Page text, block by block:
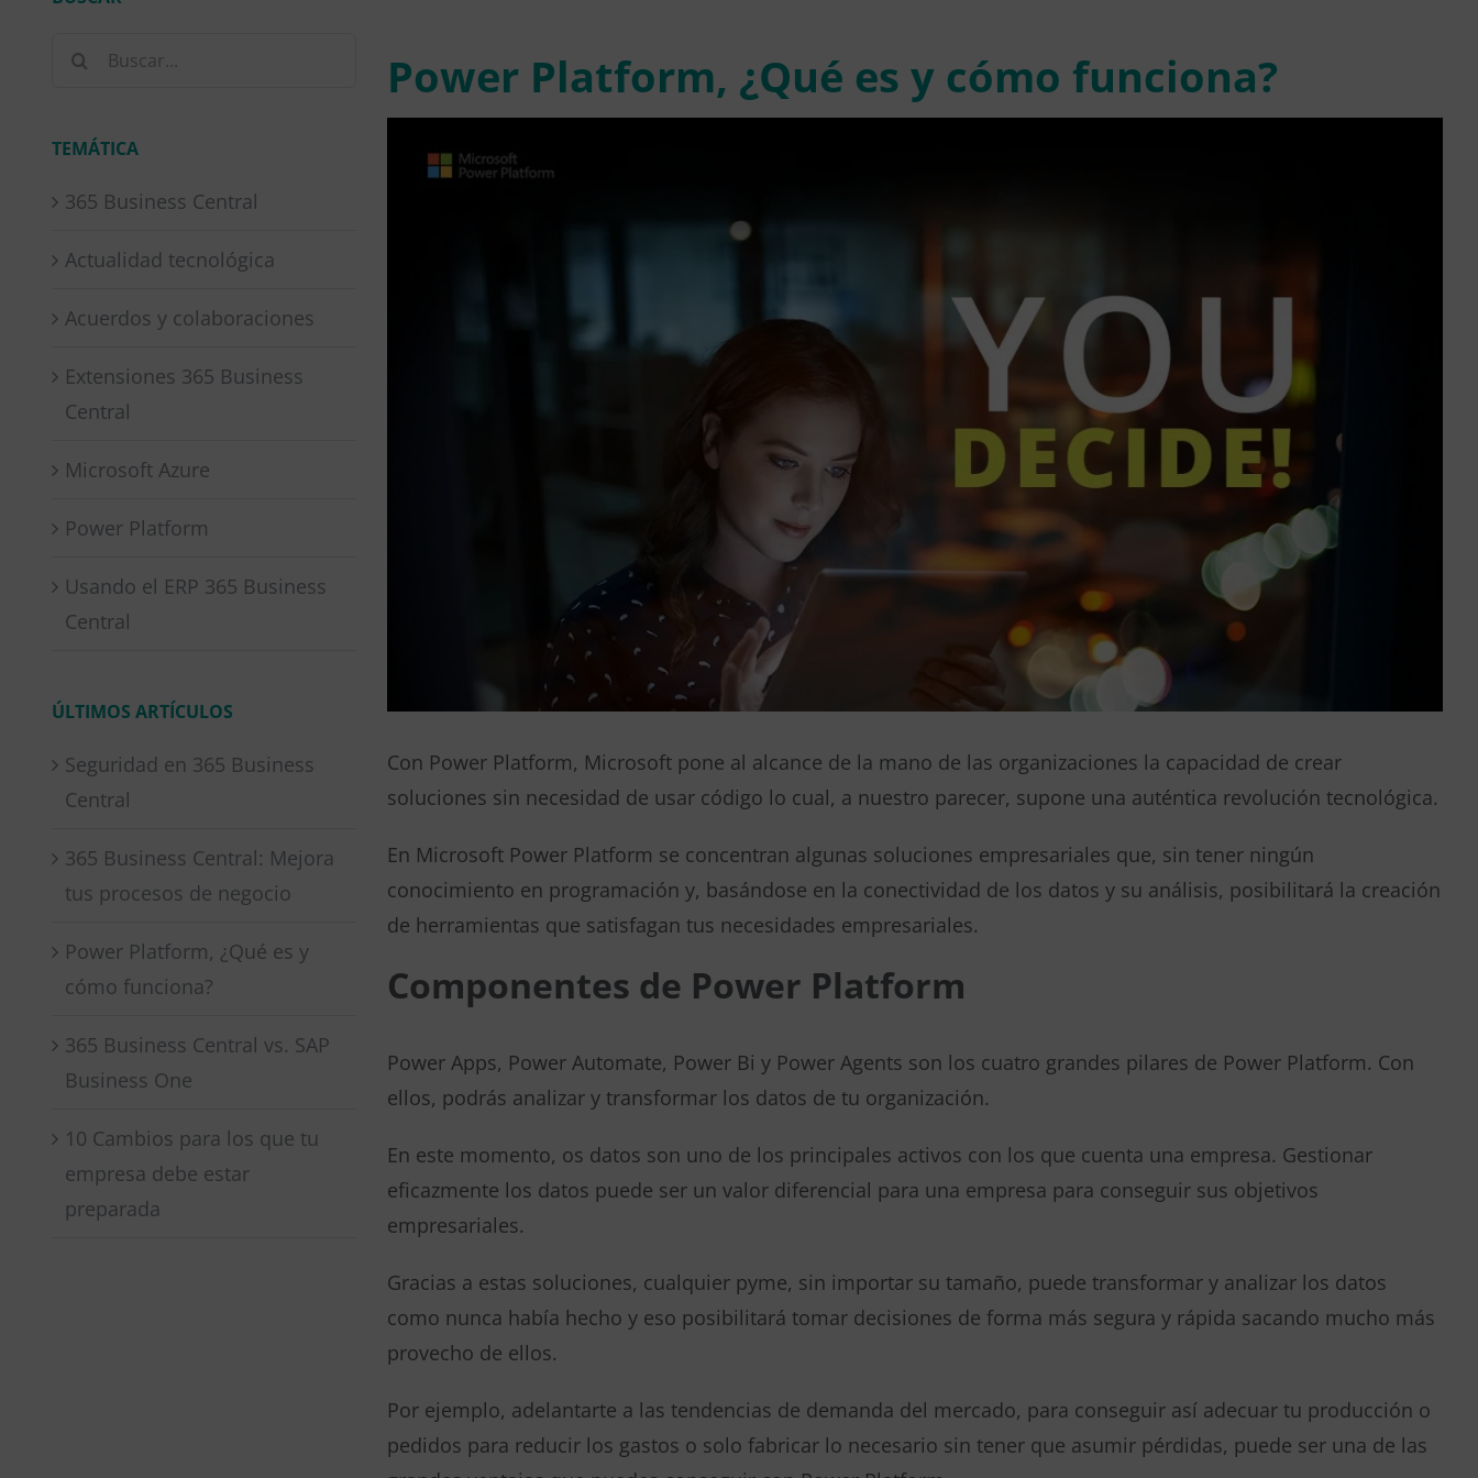
Power Platform, ¿Qué es y cómo funciona?
Con Power Platform, Microsoft pone al alcance de la mano de las organizaciones la capacidad de crear
soluciones sin necesidad de usar código lo cual, a nuestro parecer, supone una auténtica revolución tecnológica.
En Microsoft Power Platform se concentran algunas soluciones empresariales que, sin tener ningún
conocimiento en programación y, basándose en la conectividad de los datos y su análisis, posibilitará la creación
de herramientas que satisfagan tus necesidades empresariales.
Componentes de Power Platform
Power Apps, Power Automate, Power Bi y Power Agents son los cuatro grandes pilares de Power Platform. Con
ellos, podrás analizar y transformar los datos de tu organización.
En este momento, os datos son uno de los principales activos con los que cuenta una empresa. Gestionar
eficazmente los datos puede ser un valor diferencial para una empresa para conseguir sus objetivos
empresariales.
Gracias a estas soluciones, cualquier pyme, sin importar su tamaño, puede transformar y analizar los datos
como nunca había hecho y eso posibilitará tomar decisiones de forma más segura y rápida sacando mucho más
provecho de ellos.
Por ejemplo, adelantarte a las tendencias de demanda del mercado, para conseguir así adecuar tu producción o
pedidos para reducir los gastos o solo fabricar lo necesario sin tener que asumir pérdidas, puede ser una de las
Buscar:
TEMÁTICA
365 Business Central
Actualidad tecnológica
Acuerdos y colaboraciones
Extensiones 365 Business
Central
Microsoft Azure
Power Platform
Usando el ERP 365 Business
Central
ÚLTIMOS ARTÍCULOS
Seguridad en 365 Business
Central
365 Business Central: Mejora
tus procesos de negocio
Power Platform, ¿Qué es y
cómo funciona?
365 Business Central vs. SAP
Business One
10 Cambios para los que tu
empresa debe estar
preparada